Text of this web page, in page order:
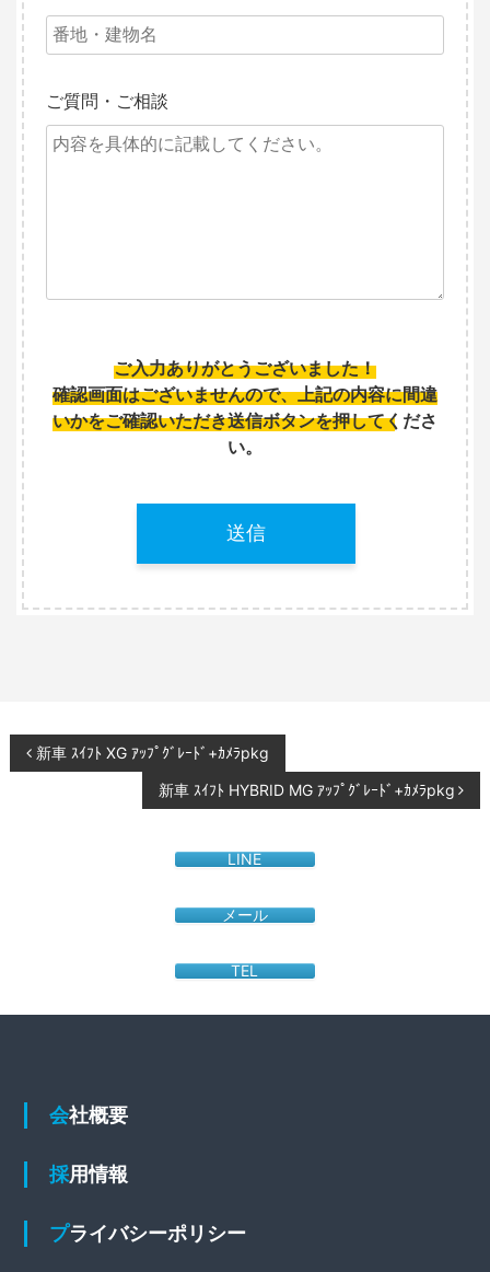
ご質問・ご相談
ご入力ありがとうございました！
確認画面はございませんので、上記の内容に間違
いかをご確認いただき送信ボタンを押してくださ
い。
フ
の
ま
。
投 新車 ｽｲﾌﾄ XG ｱｯﾌﾟｸﾞﾚｰﾄﾞ+ｶﾒﾗpkg
新車 ｽｲﾌﾄ HYBRID MG ｱｯﾌﾟｸﾞﾚｰﾄﾞ+ｶﾒﾗpkg
LINE
メール
TEL
会社概要
採用情報
プライバシーポリシー